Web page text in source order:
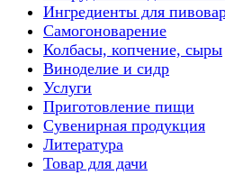
Ингредиенты для
Самогоноварение
Колбасы, копчение, сыры
Виноделие и сидр
Услуги
Приготовление пищи
Сувенирная продукция
Литература
Товар для дачи